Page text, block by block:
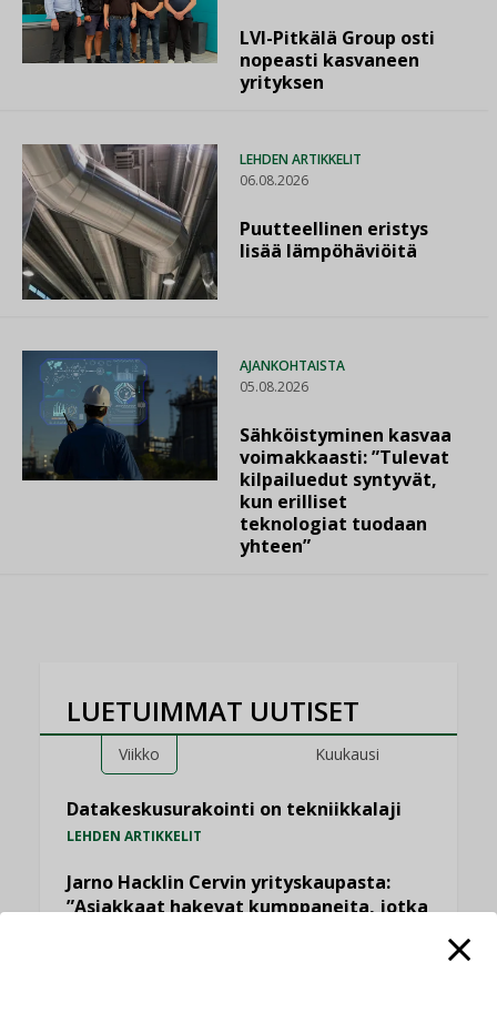
LVI-Pitkälä Group osti
nopeasti kasvaneen
yrityksen
LEHDEN ARTIKKELIT
06.08.2026
Puutteellinen eristys
lisää lämpöhäviöitä
AJANKOHTAISTA
05.08.2026
Sähköistyminen kasvaa
voimakkaasti: ”Tulevat
kilpailuedut syntyvät,
kun erilliset
teknologiat tuodaan
yhteen”
LUETUIMMAT UUTISET
Viikko Kuukausi
Datakeskusurakointi on tekniikkalaji
LEHDEN ARTIKKELIT
Jarno Hacklin Cervin yrityskaupasta:
”Asiakkaat hakevat kumppaneita, jotka